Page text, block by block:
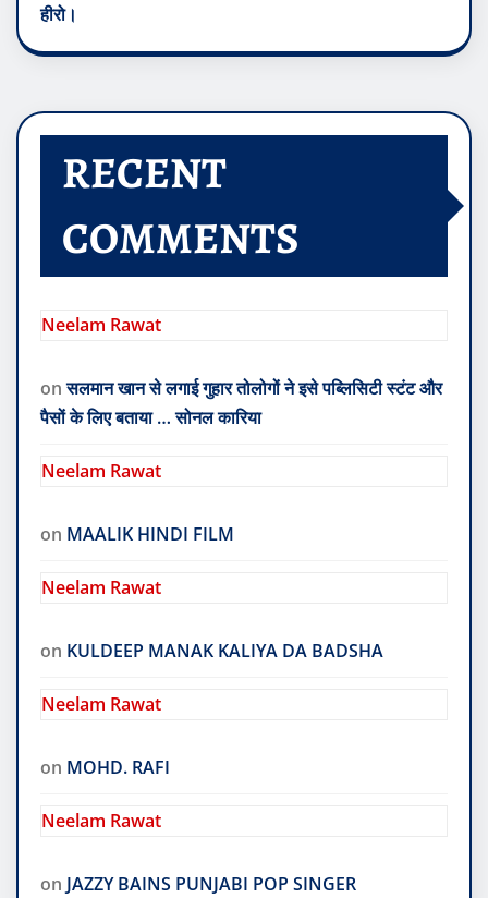
हीरो।
RECENT
COMMENTS
Neelam Rawat
onसलमान खान से लगाई गुहार तोलोगों ने इसे पब्लिसिटी स्टंट और
पैसों के लिए बताया … सोनल कारिया
Neelam Rawat
on MAALIK HINDI FILM
Neelam Rawat
on KULDEEP MANAK KALIYA DA BADSHA
Neelam Rawat
on MOHD. RAFI
Neelam Rawat
on JAZZY BAINS PUNJABI POP SINGER